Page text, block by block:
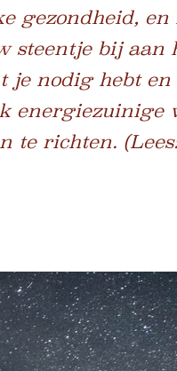
gezondheid,
steentje bij aan
nodig hebt en
energiezuinige
te richten.